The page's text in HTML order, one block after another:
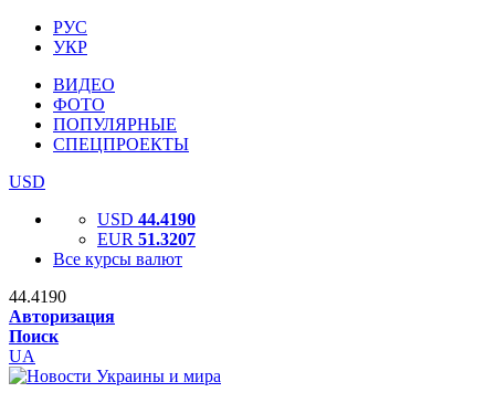
РУС
УКР
ВИДЕО
ФОТО
ПОПУЛЯРНЫЕ
СПЕЦПРОЕКТЫ
USD
USD 44.4190
EUR 51.3207
Все курсы валют
44.4190
Авторизация
Поиск
UA